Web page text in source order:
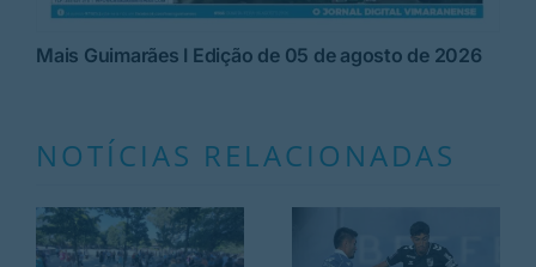
Mais Guimarães I Edição de 05 de agosto de 2026
NOTÍCIAS RELACIONADAS